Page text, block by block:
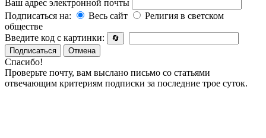
Ваш адрес электронной почты
Подписаться на:
Весь сайт
Религия в светском
обществе
Введите код с картинки:
🔄
Подписаться
Отмена
Спасибо!
Проверьте почту, вам выслано письмо со статьями
отвечающим критериям подписки за последние трое суток.